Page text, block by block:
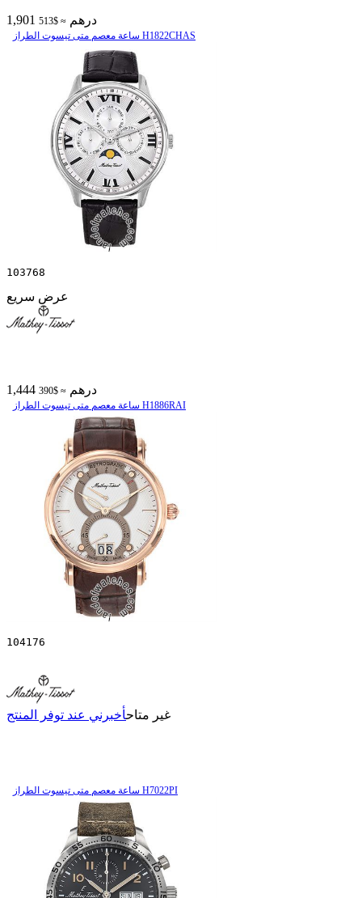
1,901 درهم ≈ $513
ساعة معصم متی تیسوت الطراز H1822CHAS
103768
عرض سريع
1,444 درهم ≈ $390
ساعة معصم متی تیسوت الطراز H1886RAI
104176
غير متاحأخبرني عند توفر المنتج
ساعة معصم متی تیسوت الطراز H7022PI